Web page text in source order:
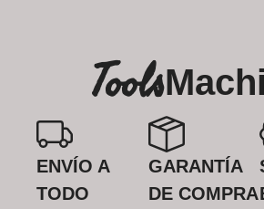
Tools
ENVÍO A
TODO
GARANTÍA
DE COMPRA